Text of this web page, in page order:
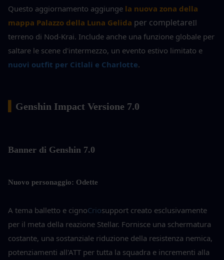
Questo aggiornamento aggiunge la nuova zona della
mappa Palazzo della Luna Gelida per completareIl
terreno di Nod-Krai. Include anche una funzione globale per
saltare le scene d'intermezzo, un evento estivo limitato e
nuovi outfit per Citlali e Charlotte.
Genshin Impact Versione 7.0
Banner di Genshin 7.0
Nuovo personaggio: Odette
A tema balletto e cignoCriosupport creato esclusivamente
per il meta della reazione Stellar. Fornisce una schermatura
costante, una sostanziale riduzione della resistenza nemica,
potenziamenti all'ATT per tutta la squadra e incrementi alla